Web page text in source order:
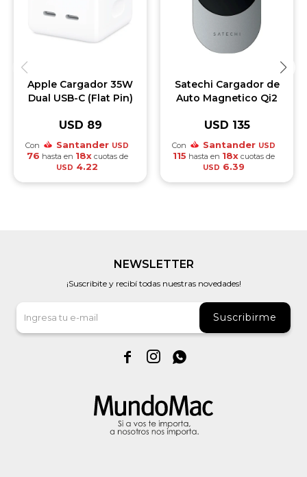
Apple Cargador 35W
Dual USB-C (Flat Pin)
USD 89
Con Santander USD
76 hasta en 18xcuotas de
USD 4.22
Satechi Cargador de
Auto Magnetico Qi2
USD 135
Con Santander USD
115 hasta en 18x cuotas de
USD 6.39
NEWSLETTER
¡Suscribite y recibí todas nuestras novedades!
Suscribirme
  